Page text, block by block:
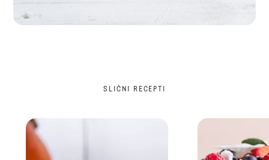
SLIČNI RECEPTI